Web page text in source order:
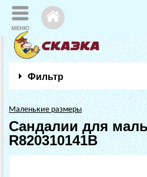
Фильтр
Маленькие размеры
Сандалии для
R820310141B